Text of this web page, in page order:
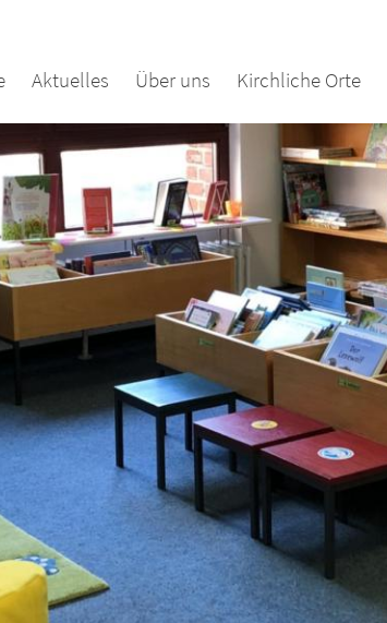
Aktuelles Über uns Kirchliche Orte